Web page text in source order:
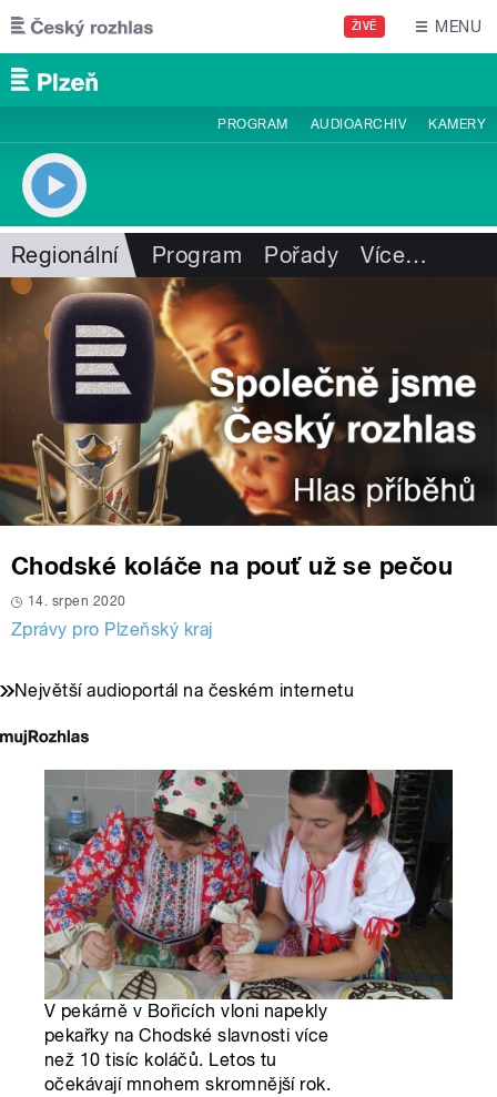
Přejít k hlavnímu obsahu
ŽIVĚ MENU
PROGRAM AUDIOARCHIV KAMERY
Regionální Program Pořady Více…
Chodské koláče na pouť už se pečou
14. srpen 2020
Zprávy pro Plzeňský kraj
Největší audioportál na českém internetu
V pekárně v Bořicích vloni napekly
pekařky na Chodské slavnosti více
než 10 tisíc koláčů. Letos tu
očekávají mnohem skromnější rok.